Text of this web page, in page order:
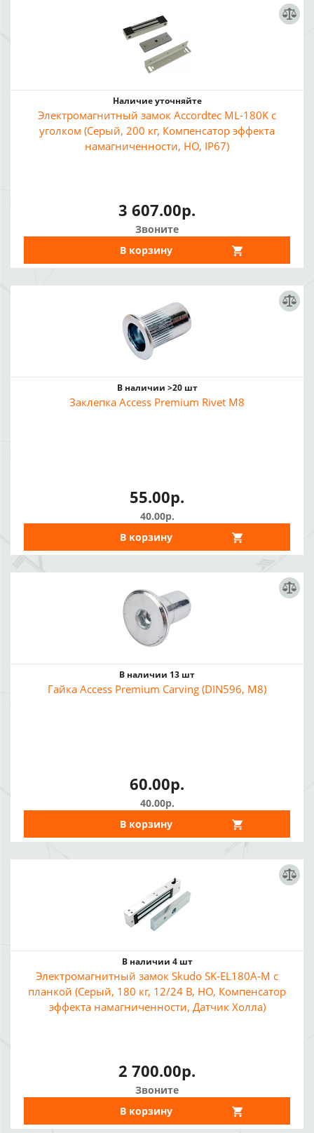
Наличие уточняйте
Электромагнитный замок Accordtec ML-180K с
уголком (Серый, 200 кг, Компенсатор эффекта
намагниченности, НО, IP67)
3 607.00р.
Звоните
В корзину
В наличии >20 шт
Заклепка Access Premium Rivet M8
55.00р.
40.00р.
В корзину
В наличии 13 шт
Гайка Access Premium Сarving (DIN596, M8)
60.00р.
40.00р.
В корзину
В наличии 4 шт
Электромагнитный замок Skudo SK-EL180A-M с
планкой (Серый, 180 кг, 12/24 В, НО, Компенсатор
эффекта намагниченности, Датчик Холла)
2 700.00р.
Звоните
В корзину